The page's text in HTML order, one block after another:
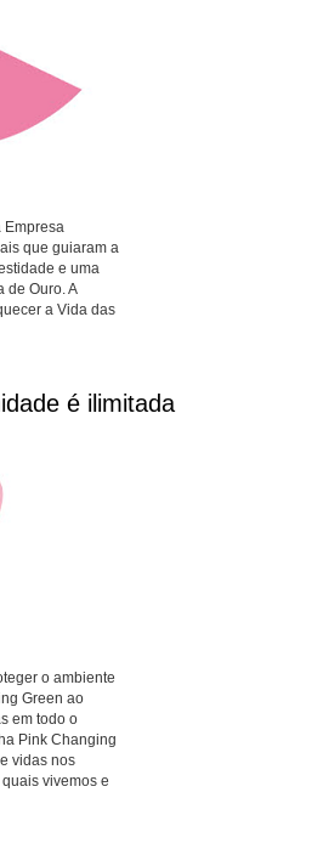
Empresa
que guiaram a
e uma
de Ouro. A
a Vida das
é ilimitada
o ambiente
Green ao
em todo o
Pink Changing
vidas nos
vivemos e